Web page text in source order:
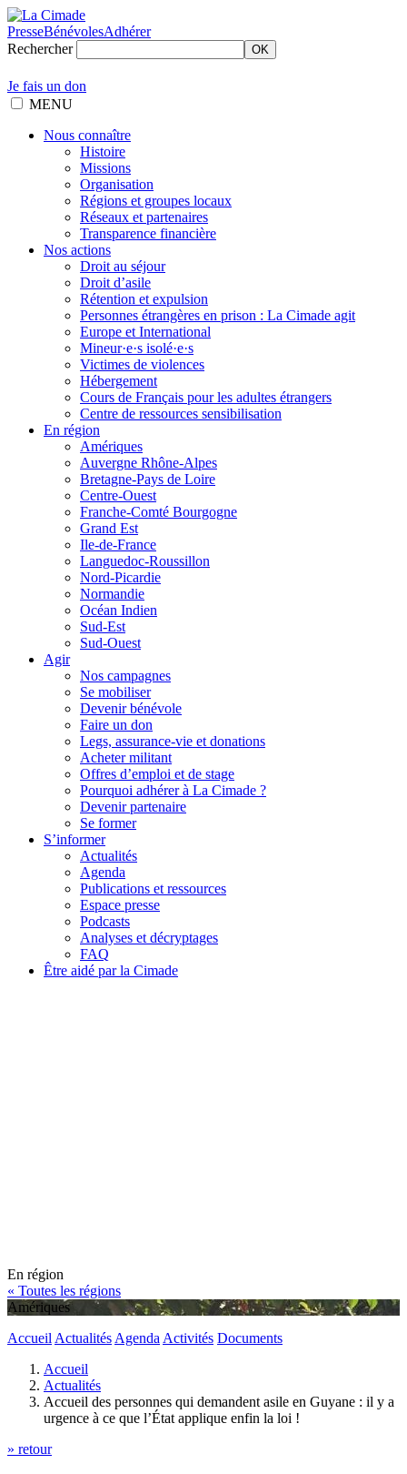
PresseBénévolesAdhérer
Rechercher
OK
Je fais un don
MENU
Nous connaître
Histoire
Missions
Organisation
Régions et groupes locaux
Réseaux et partenaires
Transparence financière
Nos actions
Droit au séjour
Droit d’asile
Rétention et expulsion
Personnes étrangères en prison : La Cimade agit
Europe et International
Mineur·e·s isolé·e·s
Victimes de violences
Hébergement
Cours de Français pour les adultes étrangers
Centre de ressources sensibilisation
En région
Amériques
Auvergne Rhône-Alpes
Bretagne-Pays de Loire
Centre-Ouest
Franche-Comté Bourgogne
Grand Est
Ile-de-France
Languedoc-Roussillon
Nord-Picardie
Normandie
Océan Indien
Sud-Est
Sud-Ouest
Agir
Nos campagnes
Se mobiliser
Devenir bénévole
Faire un don
Legs, assurance-vie et donations
Acheter militant
Offres d’emploi et de stage
Pourquoi adhérer à La Cimade ?
Devenir partenaire
Se former
S’informer
Actualités
Agenda
Publications et ressources
Espace presse
Podcasts
Analyses et décryptages
FAQ
Être aidé par la Cimade
En région
« Toutes les régions
Amériques
Accueil Actualités Agenda Activités Documents
Accueil
Actualités
Accueil des personnes qui demandent asile en Guyane : il y a
urgence à ce que l’État applique enfin la loi !
» retour